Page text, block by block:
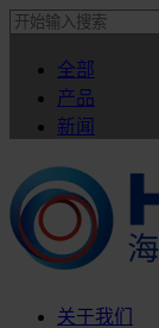
全部
产品
新闻
关于我们